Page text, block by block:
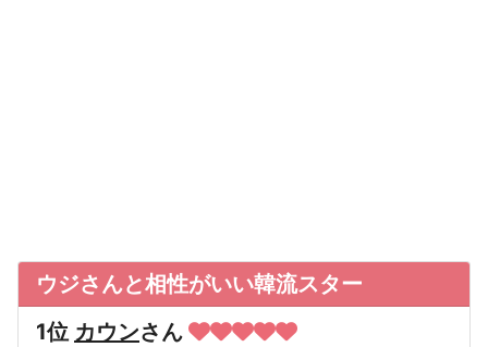
ウジさんと相性がいい韓流スター
1位 カウンさん